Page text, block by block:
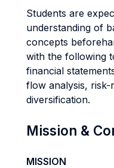
Students are
understanding of
concepts
with the following
financial
flow analysis,
diversification.
Mission &
MISSION